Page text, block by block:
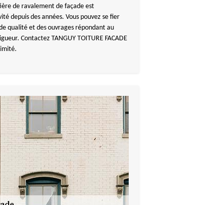
de ravalement de façade est
depuis des années. Vous pouvez se fier
qualité et des ouvrages répondant au
Contactez TANGUY TOITURE FACADE